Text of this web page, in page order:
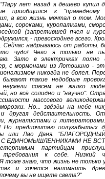
Пару лет назад я дешево купил
приобщился к "праведному
а всю жизнь мечтал о том.
сороками, куропатками,
(запретившей пчел и
- превосходнее всего.
Сейчас надрываюсь от работы,
чудо! Чего я только не
Зато в электричках полно
с мормонами из Лотошино -
никогда не болел.
бывают такие недобрые
совсем не жалко
но всё солидно и "научно".
массового
Но... звёзды на небе
другая действительность.
журналистами и
Но предпочитаю полузабытых
или Лао Даня.
ЕДИНОМЫШЛЕННИКАМИ НЕ
партийцам
требования к себе. Низкий
тоже знаю, что жизнь не только
и хочется напомнить
вы не ищете света?"